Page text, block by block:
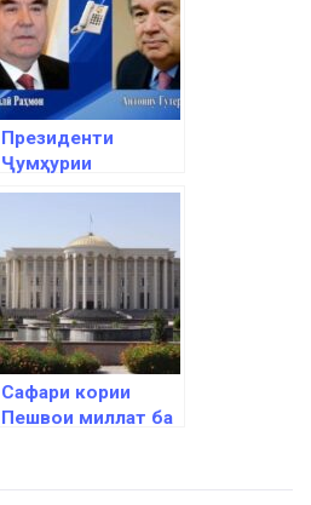
Президенти
Ҷумҳурии
Тоҷикистон
Эмомалӣ Раҳмон бо
Дабири кулли СММ
Антониу Гутерриш
суҳбати телефонӣ
анҷом доданд
Сафари кории
Пешвои миллат ба